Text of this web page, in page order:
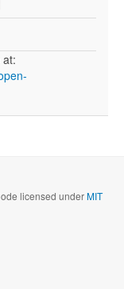
licensed underMIT